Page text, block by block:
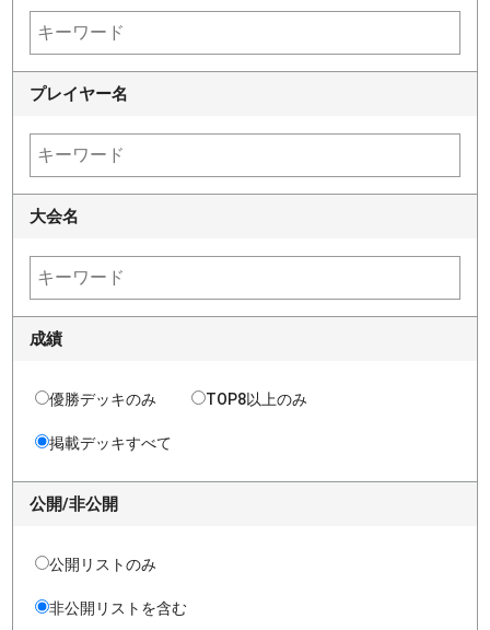
プレイヤー名
大会名
成績
優勝デッキのみ TOP8以上のみ
掲載デッキすべて
公開/非公開
公開リストのみ
非公開リストを含む